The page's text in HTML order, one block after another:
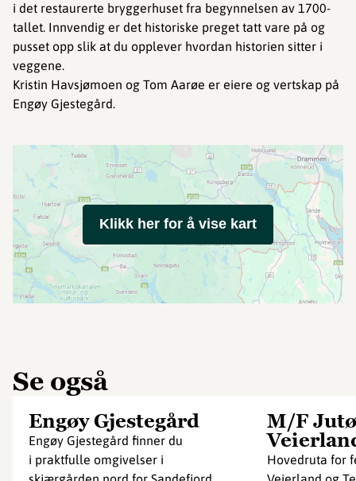
i det restaurerte bryggerhuset fra begynnelsen av 1700-
tallet. Innvendig er det historiske preget tatt vare på og
pusset opp slik at du opplever hvordan historien sitter i
veggene.
Kristin Havsjømoen og Tom Aarøe er eiere og vertskap på
Engøy Gjestegård.
Klikk her for å vise kart
Se også
Engøy Gjestegård
Engøy Gjestegård finner du
i praktfulle omgivelser i
M/F
Hovedruta for